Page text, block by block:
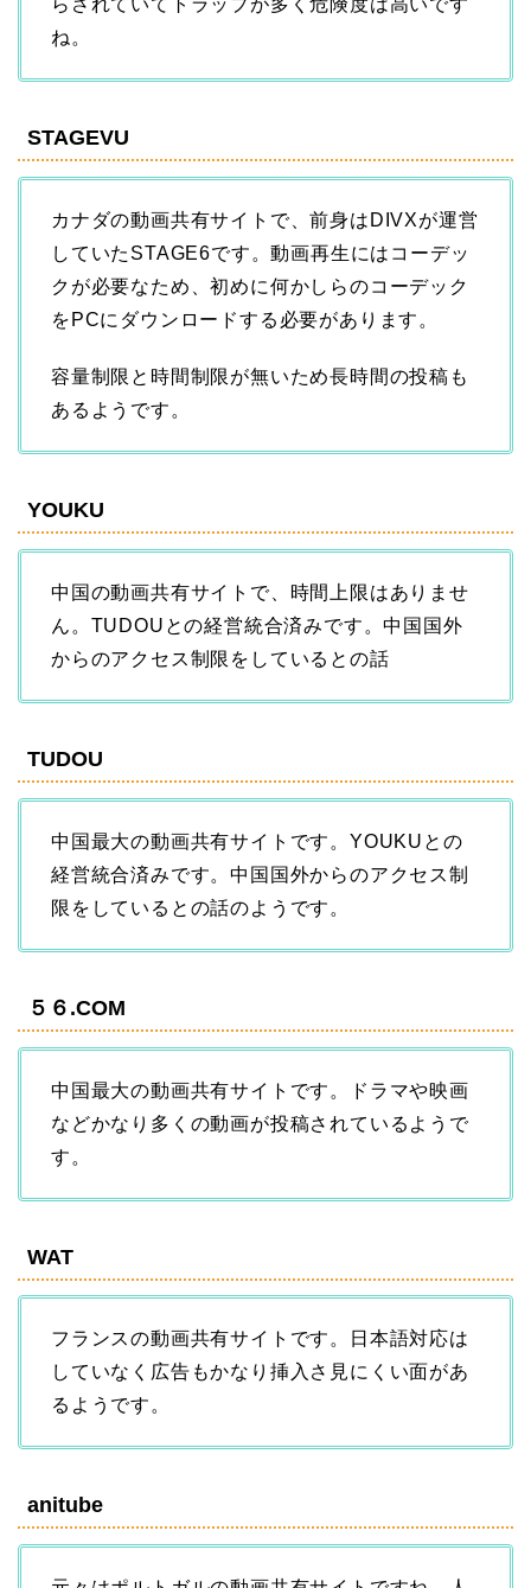
らされていてトラップが多く危険度は高いです
ね。
STAGEVU
カナダの動画共有サイトで、前身はDIVXが運営
していたSTAGE6です。動画再生にはコーデッ
クが必要なため、初めに何かしらのコーデック
をPCにダウンロードする必要があります。
容量制限と時間制限が無いため長時間の投稿も
あるようです。
YOUKU
中国の動画共有サイトで、時間上限はありませ
ん。TUDOUとの経営統合済みです。中国国外
からのアクセス制限をしているとの話
TUDOU
中国最大の動画共有サイトです。YOUKUとの
経営統合済みです。中国国外からのアクセス制
限をしているとの話のようです。
５６.COM
中国最大の動画共有サイトです。ドラマや映画
などかなり多くの動画が投稿されているようで
す。
WAT
フランスの動画共有サイトです。日本語対応は
していなく広告もかなり挿入さ見にくい面があ
るようです。
anitube